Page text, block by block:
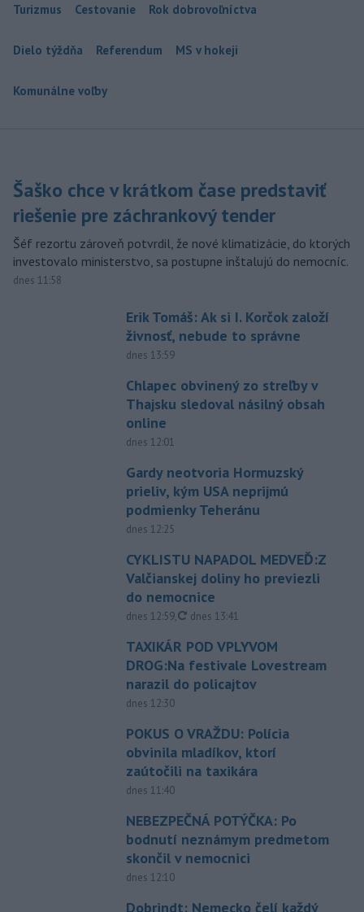
Turizmus Cestovanie Rok dobrovoľníctva
Dielo týždňa Referendum MS v hokeji
Komunálne voľby
Šaško chce v krátkom čase predstaviť
riešenie pre záchrankový tender
Šéf rezortu zároveň potvrdil, že nové klimatizácie, do ktorých
investovalo ministerstvo, sa postupne inštalujú do nemocníc.
dnes 11:58
Erik Tomáš: Ak si I. Korčok založí
živnosť, nebude to správne
dnes 13:59
Chlapec obvinený zo streľby v
Thajsku sledoval násilný obsah
online
dnes 12:01
Gardy neotvoria Hormuzský
prieliv, kým USA neprijmú
podmienky Teheránu
dnes 12:25
CYKLISTU NAPADOL MEDVEĎ:Z
Valčianskej doliny ho previezli
do nemocnice
dnes 12:59, aktualizované
dnes 13:41
TAXIKÁR POD VPLYVOM
DROG:Na festivale Lovestream
narazil do policajtov
dnes 12:30
POKUS O VRAŽDU: Polícia
obvinila mladíkov, ktorí
zaútočili na taxikára
dnes 11:40
NEBEZPEČNÁ POTÝČKA: Po
bodnutí neznámym predmetom
skončil v nemocnici
dnes 12:10
Dobrindt: Nemecko čelí každý